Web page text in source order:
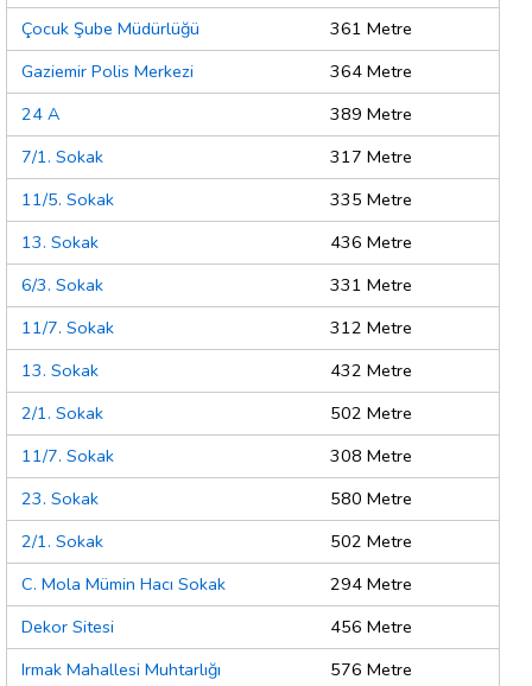
Çocuk Şube Müdürlüğü
361 Metre
Gaziemir Polis Merkezi
364 Metre
24 A
389 Metre
7/1. Sokak
317 Metre
11/5. Sokak
335 Metre
13. Sokak
436 Metre
6/3. Sokak
331 Metre
11/7. Sokak
312 Metre
13. Sokak
432 Metre
2/1. Sokak
502 Metre
11/7. Sokak
308 Metre
23. Sokak
580 Metre
2/1. Sokak
502 Metre
C. Mola Mümin Hacı Sokak
294 Metre
Dekor Sitesi
456 Metre
Irmak Mahallesi Muhtarlığı
576 Metre